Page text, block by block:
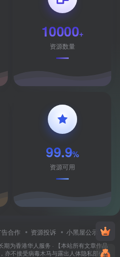
10000+
资源数量
99.9%
资源可用
告合作 资源投诉 小黑屋公示
期为香港华人服务 · 【本站所有文章作品
亦不接受病毒木马与露出人体隐私部位投